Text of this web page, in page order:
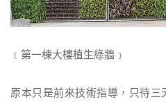
﹝第一棟大樓植生綠牆﹞
原本只是前來技術指導，只待